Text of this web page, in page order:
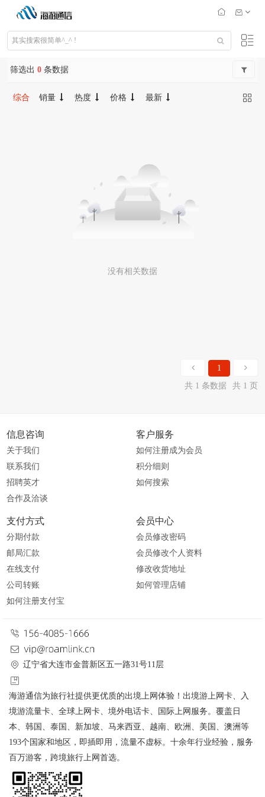
筛选出 0 条数据
综合 销量 热度 价格 最新
没有相关数据
1
共 1 条数据
共 1 页
信息咨询
关于我们
联系我们
招聘英才
合作及洽谈
客户服务
如何注册成为会员
积分细则
如何搜索
支付方式
分期付款
邮局汇款
在线支付
公司转账
如何注册支付宝
会员中心
会员修改密码
会员修改个人资料
修改收货地址
如何管理店铺
辽宁省大连市金普新区五一路31号11层
海游通信为旅行社提供更优质的出境上网体验！出境游上网卡、入
境游流量卡、全球上网卡、境外电话卡、国际上网服务。覆盖日
本、韩国、泰国、新加坡、马来西亚、越南、欧洲、美国、澳洲等
193个国家和地区，即插即用，流量不虚标。十余年行业经验，服务
百万游客，跨境旅行上网首选。